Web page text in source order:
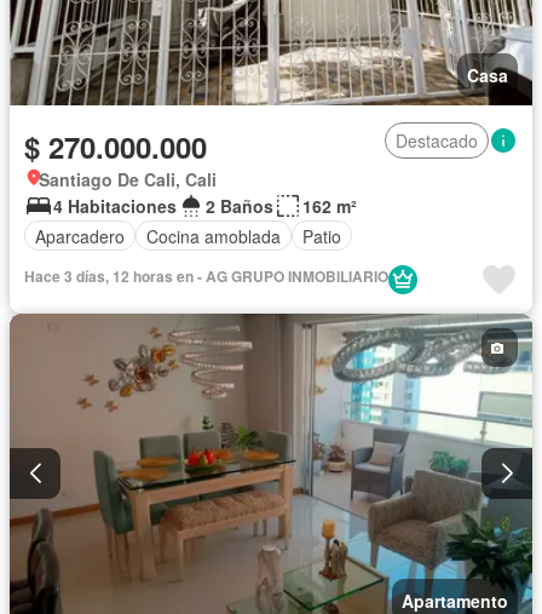
Casa
$ 270.000.000
Destacado
Santiago De Cali, Cali
4 Habitaciones
2 Baños
162 m²
Aparcadero
Cocina amoblada Patio
Hace 3 días, 12 horas en - AG GRUPO INMOBILIARIO
Apartamento